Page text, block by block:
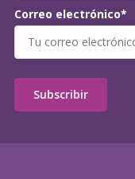
Correo electrónico*
Subscribir